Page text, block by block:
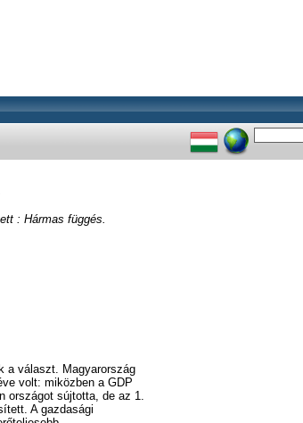
: Hármas függés.
a választ. Magyarország
volt: miközben a GDP
sújtotta, de az 1.
A gazdasági